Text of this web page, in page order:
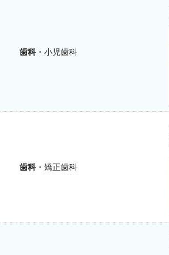
歯科・小児歯科
歯科・矯正歯科